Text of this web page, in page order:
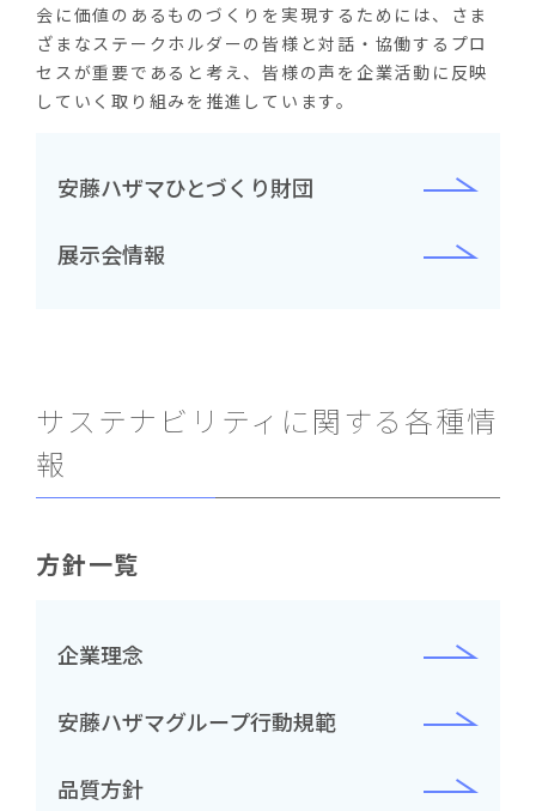
会に価値のあるものづくりを実現するためには、さま
ざまなステークホルダーの皆様と対話・協働するプロ
セスが重要であると考え、皆様の声を企業活動に反映
していく取り組みを推進しています。
安藤ハザマひとづくり財団
展示会情報
サステナビリティに関する各種情
報
方針一覧
企業理念
安藤ハザマグループ行動規範
品質方針